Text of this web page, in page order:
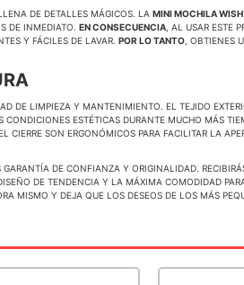
DE DETALLES MÁGICOS. LA MINI MOCHILA WISH
DE INMEDIATO. EN CONSECUENCIA , AL USAR ESTE
Y FÁCILES DE LAVAR. POR LO TANTO , OBTIENES
DE LIMPIEZA Y MANTENIMIENTO. EL TEJIDO
CONDICIONES ESTÉTICAS DURANTE MUCHO MÁS
CIERRE SON ERGONÓMICOS PARA FACILITAR LA
GARANTÍA DE CONFIANZA Y ORIGINALIDAD.
DE TENDENCIA Y LA MÁXIMA COMODIDAD
MISMO Y DEJA QUE LOS DESEOS DE LOS MÁS